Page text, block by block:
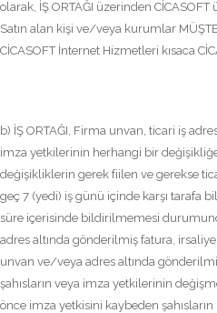
olarak, İŞ ORTAĞI üzerinden
Satın alan kişi ve/veya kurumlar
CİCASOFT İnternet Hizmetleri kısaca
b) İŞ ORTAĞI, Firma unvan, ticari iş
imza yetkilerinin herhangi bir
değişikliklerin gerek fiilen ve gerekse
geç 7 (yedi) iş günü içinde karşı tarafa
süre içerisinde bildirilmemesi
adres altında gönderilmiş fatura,
unvan ve/veya adres altında
şahısların veya imza yetkilerinin
önce imza yetkisini kaybeden